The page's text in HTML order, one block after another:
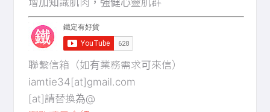
增加知識肌肉，強健心靈肌群
聯繫信箱（如有業務需求可來信）
iamtie34[at]gmail.com
[at]請替換為@